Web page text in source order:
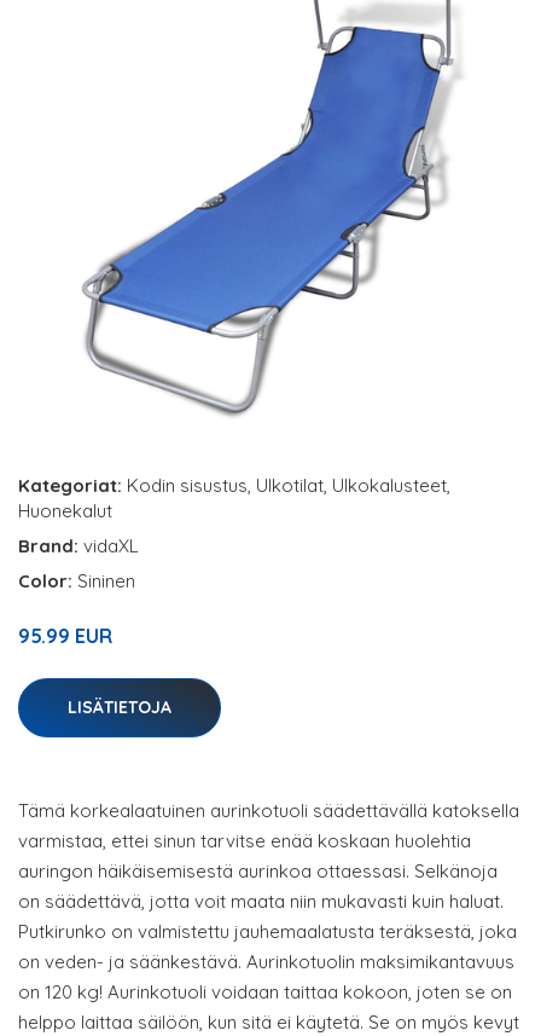
Kategoriat: Kodin sisustus, Ulkotilat, Ulkokalusteet,
Huonekalut
Brand: vidaXL
Color: Sininen
95.99 EUR
LISÄTIETOJA
Tämä korkealaatuinen aurinkotuoli säädettävällä katoksella
varmistaa, ettei sinun tarvitse enää koskaan huolehtia
auringon häikäisemisestä aurinkoa ottaessasi. Selkänoja
on säädettävä, jotta voit maata niin mukavasti kuin haluat.
Putkirunko on valmistettu jauhemaalatusta teräksestä, joka
on veden- ja säänkestävä. Aurinkotuolin maksimikantavuus
on 120 kg! Aurinkotuoli voidaan taittaa kokoon, joten se on
helppo laittaa säilöön, kun sitä ei käytetä. Se on myös kevyt